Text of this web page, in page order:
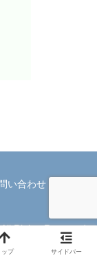
い合わせ
Rights Reserved.
ップ サイドバー